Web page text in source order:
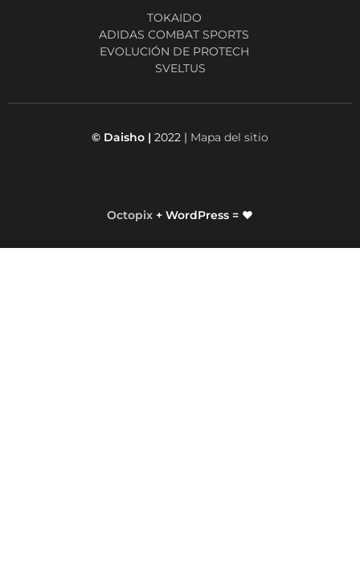
TOKAIDO
ADIDAS COMBAT SPORTS
EVOLUCIÓN DE PROTECH
SVELTUS
© Daisho | 2022 | Mapa del sitio
Octopix + WordPress = ❤